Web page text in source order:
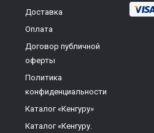
Доставка
Оплата
Договор публичной
оферты
Политика
конфиденциальности
Каталог «Кенгуру»
Каталог «Кенгуру.